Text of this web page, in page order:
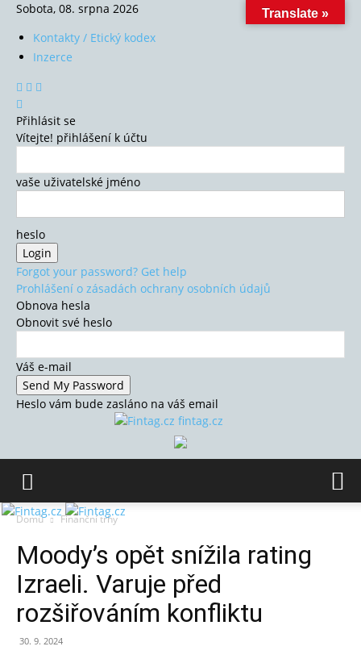
Sobota, 08. srpna 2026
Kontakty / Etický kodex
Inzerce
Přihlásit se
Vítejte! přihlášení k účtu
vaše uživatelské jméno
heslo
Forgot your password? Get help
Prohlášení o zásadách ochrany osobních údajů
Obnova hesla
Obnovit své heslo
Váš e-mail
Heslo vám bude zasláno na váš email
fintag.cz
Domů Finanční trhy
Moody’s opět snížila rating
Izraeli. Varuje před
rozšiřováním konfliktu
30. 9. 2024
Translate »